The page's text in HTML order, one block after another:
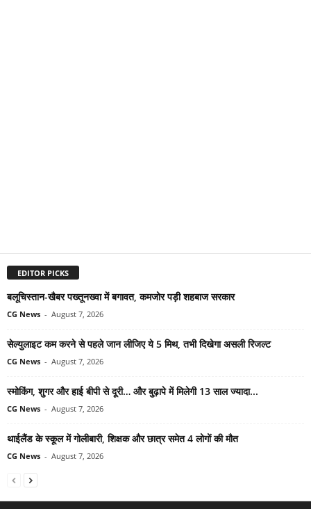
EDITOR PICKS
बलूचिस्तान-खैबर पख्तूनख्वा में बगावत, कमजोर पड़ी शहबाज सरकार
CG News - August 7, 2026
सेल्युलाइट कम करने से पहले जान लीजिए ये 5 मिथ, तभी दिखेगा असली रिजल्ट
CG News - August 7, 2026
स्मोकिंग, शुगर और हाई बीपी से दूरी… और बुढ़ापे में मिलेगी 13 साल ज्यादा...
CG News - August 7, 2026
थाईलैंड के स्कूल में गोलीबारी, शिक्षक और छात्र समेत 4 लोगों की मौत
CG News - August 7, 2026